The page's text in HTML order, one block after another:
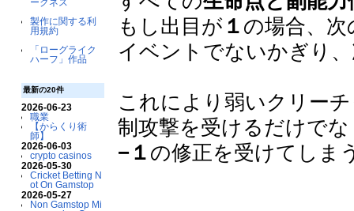
ークネス
製作に関する利
用規約
「ローグライク
ハーフ」作品
最新の20件
2026-06-23
職業
【からくり術
師】
2026-06-03
crypto casinos
2026-05-30
Cricket Betting N
ot On Gamstop
2026-05-27
Non Gamstop Mi
もし出目が １ の場合、
イベントでないかぎり
これにより弱いクリー
制攻撃を受けるだけで
−１ の修正を受けてしま